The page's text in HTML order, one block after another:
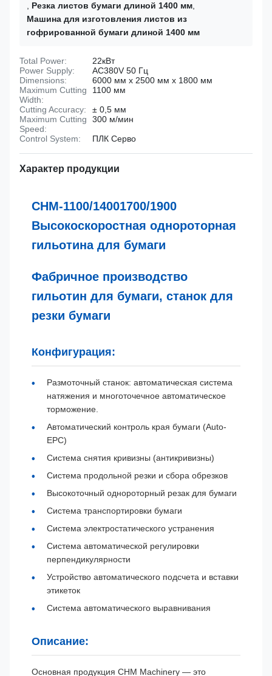
Резка листов бумаги длиной 1400 мм
Машина для изготовления листов из
гофрированной бумаги длиной 1400 мм
Total Power:
22кВт
Power Supply:
AC380V 50 Гц
Dimensions:
6000 мм х 2500 мм x 1800 мм
Maximum Cutting
Width:
1100 мм
Cutting Accuracy:
± 0,5 мм
Maximum Cutting
Speed:
300 м/мин
Control System:
ПЛК Серво
Характер продукции
CHM-1100/14001700/1900
Высокоскоростная однороторная
гильотина для бумаги
Фабричное производство
гильотин для бумаги, станок для
резки бумаги
Конфигурация:
Размоточный станок: автоматическая система
натяжения и многоточечное автоматическое
торможение.
Автоматический контроль края бумаги (Auto-
EPC)
Система снятия кривизны (антикривизны)
Система продольной резки и сбора обрезков
Высокоточный однороторный резак для бумаги
Система транспортировки бумаги
Система электростатического устранения
Система автоматической регулировки
перпендикулярности
Устройство автоматического подсчета и вставки
этикеток
Система автоматического выравнивания
Описание:
Основная продукция CHM Machinery — это